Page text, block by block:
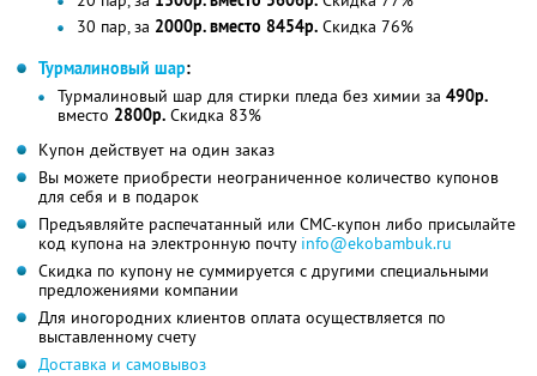
30 пар, за 2000р. вместо 8454р. Скидка 76%
Турмалиновый шар:
Турмалиновый шар для стирки пледа без химии за 490р.
вместо 2800р. Скидка 83%
Купон действует на один заказ
Вы можете приобрести неограниченное количество купонов
для себя и в подарок
Предъявляйте распечатанный или СМС-купон либо присылайте
код купона на электронную почту info@ekobambuk.ru
Скидка по купону не суммируется с другими специальными
предложениями компании
Для иногородних клиентов оплата осуществляется по
выставленному счету
Доставка и самовывоз